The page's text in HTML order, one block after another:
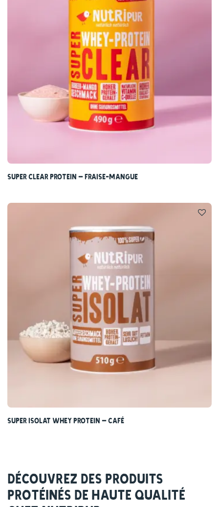
Super Clear Protein – Fraise-Mangue
Super Isolat Whey Protein – Café
Découvrez des produits
protéinés de haute qualité